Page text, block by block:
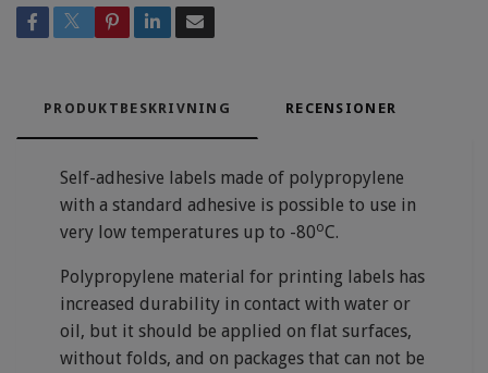
PRODUKTBESKRIVNING RECENSIONER
Self-adhesive labels made of polypropylene
with a standard adhesive is possible to use in
very low temperatures up to -80oC.
Polypropylene material for printing labels has
increased durability in contact with water or
oil, but it should be applied on flat surfaces,
without folds, and on packages that can not be